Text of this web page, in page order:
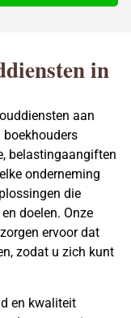
in
aan
boekhouders
belastingaangiften
onderneming
die
doelen. Onze
ervoor dat
zodat u zich kunt
en kwaliteit